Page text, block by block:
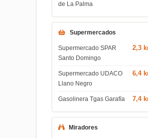
de La Palma
Supermercados
Supermercado SPAR
Santo Domingo
2,3
Supermercado UDACO
Llano Negro
6,4
Gasolinera Tgas Garafía 7,4
Miradores